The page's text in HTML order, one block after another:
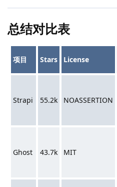
总结对比表
项目 Stars License
Strapi 55.2k NOASSERTION
Ghost 43.7k MIT